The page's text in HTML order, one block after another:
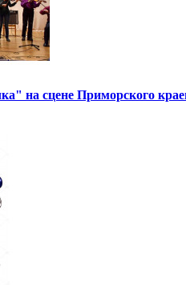
на сцене Приморского